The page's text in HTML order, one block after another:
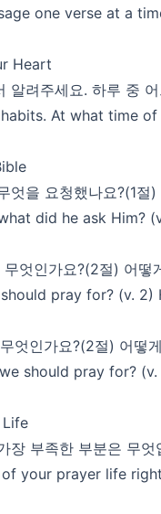
one verse at a
Heart
알려주세요. 하루 중
At what time
엇을 요청했나요?(1절)
did he ask Him?
엇인가요?(2절) 어
pray for? (v.
엇인가요?(2절) 어떻
should pray for?
장 부족한 부분은 무엇
your prayer life